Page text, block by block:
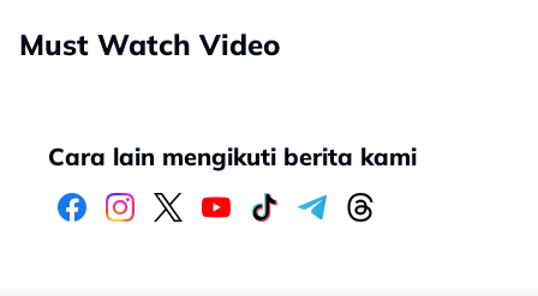
Must Watch Video
Cara lain mengikuti berita kami